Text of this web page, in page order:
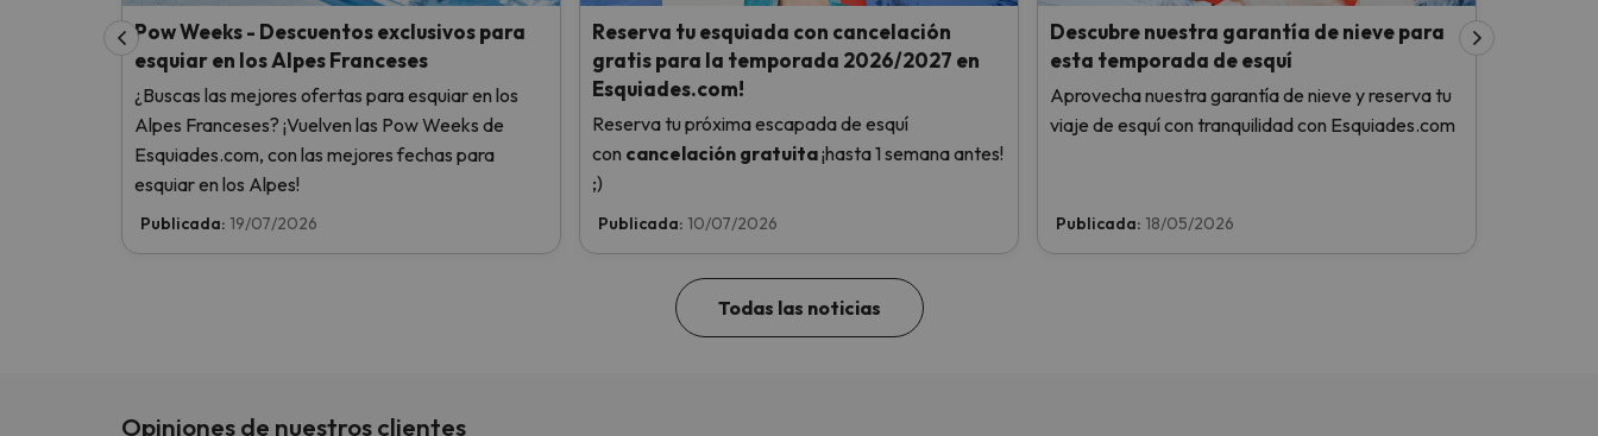
Pow Weeks - Descuentos exclusivos para
esquiar en los Alpes Franceses
¿Buscas las mejores ofertas para esquiar en los
Alpes Franceses? ¡Vuelven las Pow Weeks de
Esquiades.com, con las mejores fechas para
esquiar en los Alpes!
Publicada: 19/07/2026
Reserva tu esquiada con cancelación
gratis para la temporada 2026/2027 en
Esquiades.com!
Reserva tu próxima escapada de esquí
con cancelación gratuita¡hasta 1 semana antes!
;)
Publicada: 10/07/2026
Descubre nuestra garantía de nieve para
esta temporada de esquí
Aprovecha nuestra garantía de nieve y reserva tu
viaje de esquí con tranquilidad con Esquiades.com
Publicada: 18/05/2026
Todas las noticias
Opiniones de nuestros clientes